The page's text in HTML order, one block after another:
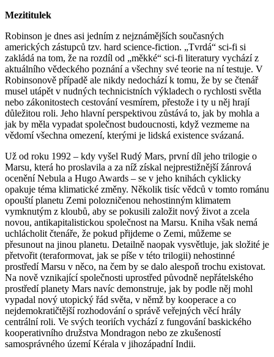
Mezititulek
Robinson je dnes asi jedním z nejznámějších současných
amerických zástupců tzv. hard science-fiction. „Tvrdá“ sci-fi si
zakládá na tom, že na rozdíl od „měkké“ sci-fi literatury vychází z
aktuálního vědeckého poznání a všechny své teorie na ní testuje. V
Robinsonově případě ale nikdy nedochází k tomu, že by se čtenář
musel utápět v nudných technicistních výkladech o rychlosti světla
nebo zákonitostech cestování vesmírem, přestože i ty u něj hrají
důležitou roli. Jeho hlavní perspektivou zůstává to, jak by mohla a
jak by měla vypadat společnost budoucnosti, když vezmeme na
vědomí všechna omezení, kterými je lidská existence svázaná.
Už od roku 1992 – kdy vyšel Rudý Mars, první díl jeho trilogie o
Marsu, která ho proslavila a za níž získal nejprestižnější žánrová
ocenění Nebula a Hugo Awards – se v jeho knihách cyklicky
opakuje téma klimatické změny. Několik tisíc vědců v tomto románu
opouští planetu Zemi polozničenou nehostinným klimatem
vymknutým z kloubů, aby se pokusili založit nový život a zcela
novou, antikapitalistickou společnost na Marsu. Kniha však nemá
uchlácholit čtenáře, že pokud přijdeme o Zemi, můžeme se
přesunout na jinou planetu. Detailně naopak vysvětluje, jak složité je
přetvořit (teraformovat, jak se píše v této trilogii) nehostinné
prostředí Marsu v něco, na čem by se dalo alespoň trochu existovat.
Na nově vznikající společnosti uprostřed původně nepřátelského
prostředí planety Mars navíc demonstruje, jak by podle něj mohl
vypadal nový utopický řád světa, v němž by kooperace a co
nejdemokratičtější rozhodování o správě veřejných věcí hrály
centrální roli. Ve svých teoriích vychází z fungování baskického
kooperativního družstva Mondragon nebo ze zkušeností
samosprávného území Kérala v jihozápadní Indii.